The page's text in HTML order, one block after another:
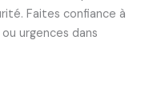
Faites confiance à
urgences dans